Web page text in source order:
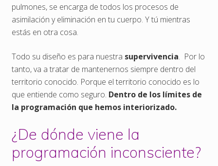
pulmones, se encarga de todos los procesos de
asimilación y eliminación en tu cuerpo. Y tú mientras
estás en otra cosa.
Todo su diseño es para nuestra supervivencia. Por lo
tanto, va a tratar de mantenernos siempre dentro del
territorio conocido. Porque el territorio conocido es lo
que entiende como seguro. Dentro de los límites de
la programación que hemos interiorizado.
¿De dónde viene la
programación inconsciente?